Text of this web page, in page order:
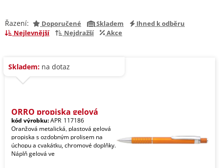
Řazení: Doporučené Skladem
Ihned k odběru
Nejlevnější
Nejdražší Akce
Skladem: na dotaz
ORRO propiska gelová
kód výrobku:APR_117186
Oranžová metalická, plastová gelová
propiska s ozdobným prolisem na
úchopu a cvakátku, chromové doplňky.
Náplň gelová ve